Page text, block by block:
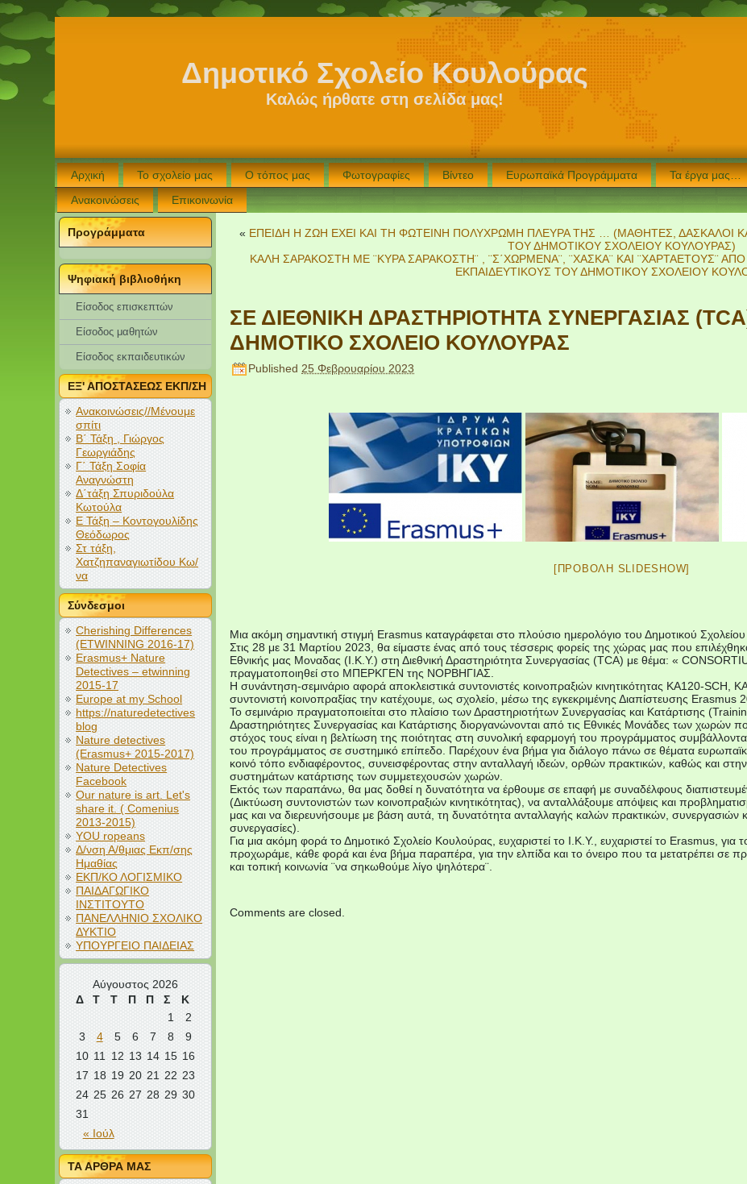
Δημοτικό Σχολείο Κουλούρας
Καλώς ήρθατε στη σελίδα μας!
Αρχική Το σχολείο μας Ο τόπος μας Φωτογραφίες Βίντεο Ευρωπαϊκά Προγράμματα Τα έργα μας…
Ανακοινώσεις
Επικοινωνία
Προγράμματα
Ψηφιακή βιβλιοθήκη
Είσοδος επισκεπτών
Eίσοδος μαθητών
Είσοδος εκπαιδευτικών
ΕΞ' ΑΠΟΣΤΑΣΕΩΣ ΕΚΠ/ΣΗ
Ανακοινώσεις//Μένουμε
σπίτι
Β΄ Τάξη , Γιώργος
Γεωργιάδης
Γ΄ Τάξη Σοφία
Αναγνώστη
Δ΄τάξη Σπυριδούλα
Κωτούλα
Ε Τάξη – Κοντογουλίδης
Θεόδωρος
Στ τάξη,
Χατζηπαναγιωτίδου Κω/
να
Σύνδεσμοι
Cherishing Differences
(ETWINNING 2016-17)
Erasmus+ Nature
Detectives – etwinning
2015-17
Europe at my School
https://naturedetectives
blog
Nature detectives
(Erasmus+ 2015-2017)
Nature Detectives
Facebook
Our nature is art. Let's
share it. ( Comenius
2013-2015)
YOU ropeans
Δ/νση Α/θμιας Εκπ/σης
Ημαθίας
ΕΚΠ/ΚΟ ΛΟΓΙΣΜΙΚΟ
ΠΑΙΔΑΓΩΓΙΚΟ
ΙΝΣΤΙΤΟΥΤΟ
ΠΑΝΕΛΛΗΝΙΟ ΣΧΟΛΙΚΟ
ΔΥΚΤΙΟ
ΥΠΟΥΡΓΕΙΟ ΠΑΙΔΕΙΑΣ
Αύγουστος 2026
Δ
Τ Τ Π Π Σ Κ
« Ιούλ
1
2
3
4 5 6 7 8
9
10 11 12 13 14 15 16
17 18 19 20 21 22 23
24 25 26 27 28 29 30
31
ΤΑ ΑΡΘΡΑ ΜΑΣ
« ΕΠΕΙΔΗ Η ΖΩΗ ΕΧΕΙ ΚΑΙ ΤΗ ΦΩΤΕΙΝΗ ΠΟΛΥΧΡΩΜΗ ΠΛΕΥΡΑ ΤΗΣ … (ΜΑΘΗΤΕΣ, ΔΑΣΚΑΛΟΙ
ΤΟΥ ΔΗΜΟΤΙΚΟΥ ΣΧΟΛΕΙΟΥ ΚΟΥΛΟΥΡΑΣ)
ΚΑΛΗ ΣΑΡΑΚΟΣΤΗ ΜΕ ¨ΚΥΡΑ ΣΑΡΑΚΟΣΤΗ¨ , ¨Σ΄ΧΩΡΜΕΝΑ¨, ¨ΧΑΣΚΑ¨ ΚΑΙ ¨ΧΑΡΤΑΕΤΟΥΣ¨
ΕΚΠΑΙΔΕΥΤΙΚΟΥΣ ΤΟΥ ΔΗΜΟΤΙΚΟΥ ΣΧΟΛΕΙΟΥ
ΣΕ ΔΙΕΘΝΙΚΗ ΔΡΑΣΤΗΡΙΟΤΗΤΑ ΣΥΝΕΡΓΑΣΙΑΣ
ΔΗΜΟΤΙΚΟ ΣΧΟΛΕΙΟ ΚΟΥΛΟΥΡΑΣ
Published 25 Φεβρουαρίου 2023
[ΠΡΟΒΟΛΉ SLIDESHOW]
Μια ακόμη σημαντική στιγμή Erasmus καταγράφεται στο πλούσιο ημερολόγιο του Δημοτικού
Στις 28 με 31 Μαρτίου 2023, θα είμαστε ένας από τους τέσσερις φορείς της χώρας μας που
Εθνικής μας Μοναδας (Ι.Κ.Υ.) στη Διεθνική Δραστηριότητα Συνεργασίας (TCA) με θέμα: «
πραγματοποιηθεί στο ΜΠΕΡΚΓΕΝ της ΝΟΡΒΗΓΙΑΣ.
Η συνάντηση-σεμινάριο αφορά αποκλειστικά συντονιστές κοινοπραξιών κινητικότητας ΚΑ120-SCH,
συντονιστή κοινοπραξίας την κατέχουμε, ως σχολείο, μέσω της εγκεκριμένης Διαπίστευσης Erasmus
Το σεμινάριο πραγματοποιείται στο πλαίσιο των Δραστηριοτήτων Συνεργασίας και Κατάρτισης
Δραστηριότητες Συνεργασίας και Κατάρτισης διοργανώνονται από τις Εθνικές Μονάδες των
στόχος τους είναι η βελτίωση της ποιότητας στη συνολική εφαρμογή του προγράμματος
του προγράμματος σε συστημικό επίπεδο. Παρέχουν ένα βήμα για διάλογο πάνω σε θέματα
κοινό τόπο ενδιαφέροντος, συνεισφέροντας στην ανταλλαγή ιδεών, ορθών πρακτικών, καθώς και
συστημάτων κατάρτισης των συμμετεχουσών χωρών.
Εκτός των παραπάνω, θα μας δοθεί η δυνατότητα να έρθουμε σε επαφή με συναδέλφους
(Δικτύωση συντονιστών των κοινοπραξιών κινητικότητας), να ανταλλάξουμε απόψεις και
μας και να διερευνήσουμε με βάση αυτά, τη δυνατότητα ανταλλαγής καλών πρακτικών, συνεργασιών
συνεργασίες).
Για μια ακόμη φορά το Δημοτικό Σχολείο Κουλούρας, ευχαριστεί το Ι.Κ.Υ., ευχαριστεί το Erasmus,
προχωράμε, κάθε φορά και ένα βήμα παραπέρα, για την ελπίδα και το όνειρο που τα μετατρέπει σε
και τοπική κοινωνία ¨να σηκωθούμε λίγο ψηλότερα¨.
Comments are closed.